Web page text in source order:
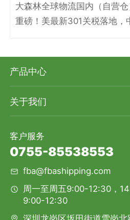
大森林全球物流国内（自营
重磅！美最新301关税落地，
产品中心
关于我们
客户服务
0755-85538553
fba@fbashipping.com
周一至周五9:00-12:30，
9:00-12:30